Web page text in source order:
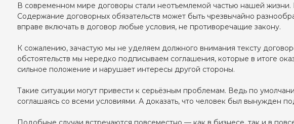
В современном мире договоры стали неотъемлемой частью нашей
Содержание договорных обязательств может быть чрезвычайно
вправе включать в договор любые условия, не противоречащие закону.
К сожалению, зачастую мы не уделяем должного внимания тексту
обстоятельств мы нередко подписываем соглашения, которые в итоге
сильное положение и нарушает интересы другой стороны.
Такие ситуации могут привести к серьёзным проблемам. Ведь по
соглашаясь со всеми условиями. А доказать, что человек был вынужден